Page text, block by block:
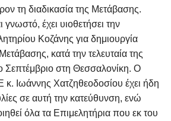
τη διαδικασία της Μετάβασης.
έχει υιοθετήσει την
Κοζάνης για δημιουργία
κατά την τελευταία της
Σεπτέμβριο στη Θεσσαλονίκη. Ο
Ιωάννης Χατζηθεοδοσίου έχει ήδη
σε αυτή την κατεύθυνση, ενώ
όλα τα Επιμελητήρια που εκ του